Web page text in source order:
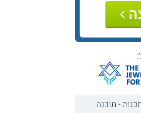
- תוכנה